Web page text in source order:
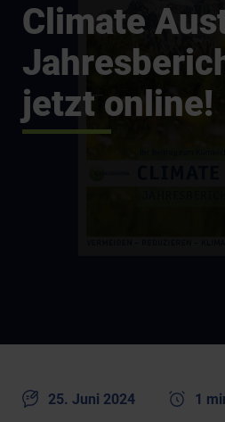
Climate
jetzt online!
25. Juni 2024 1